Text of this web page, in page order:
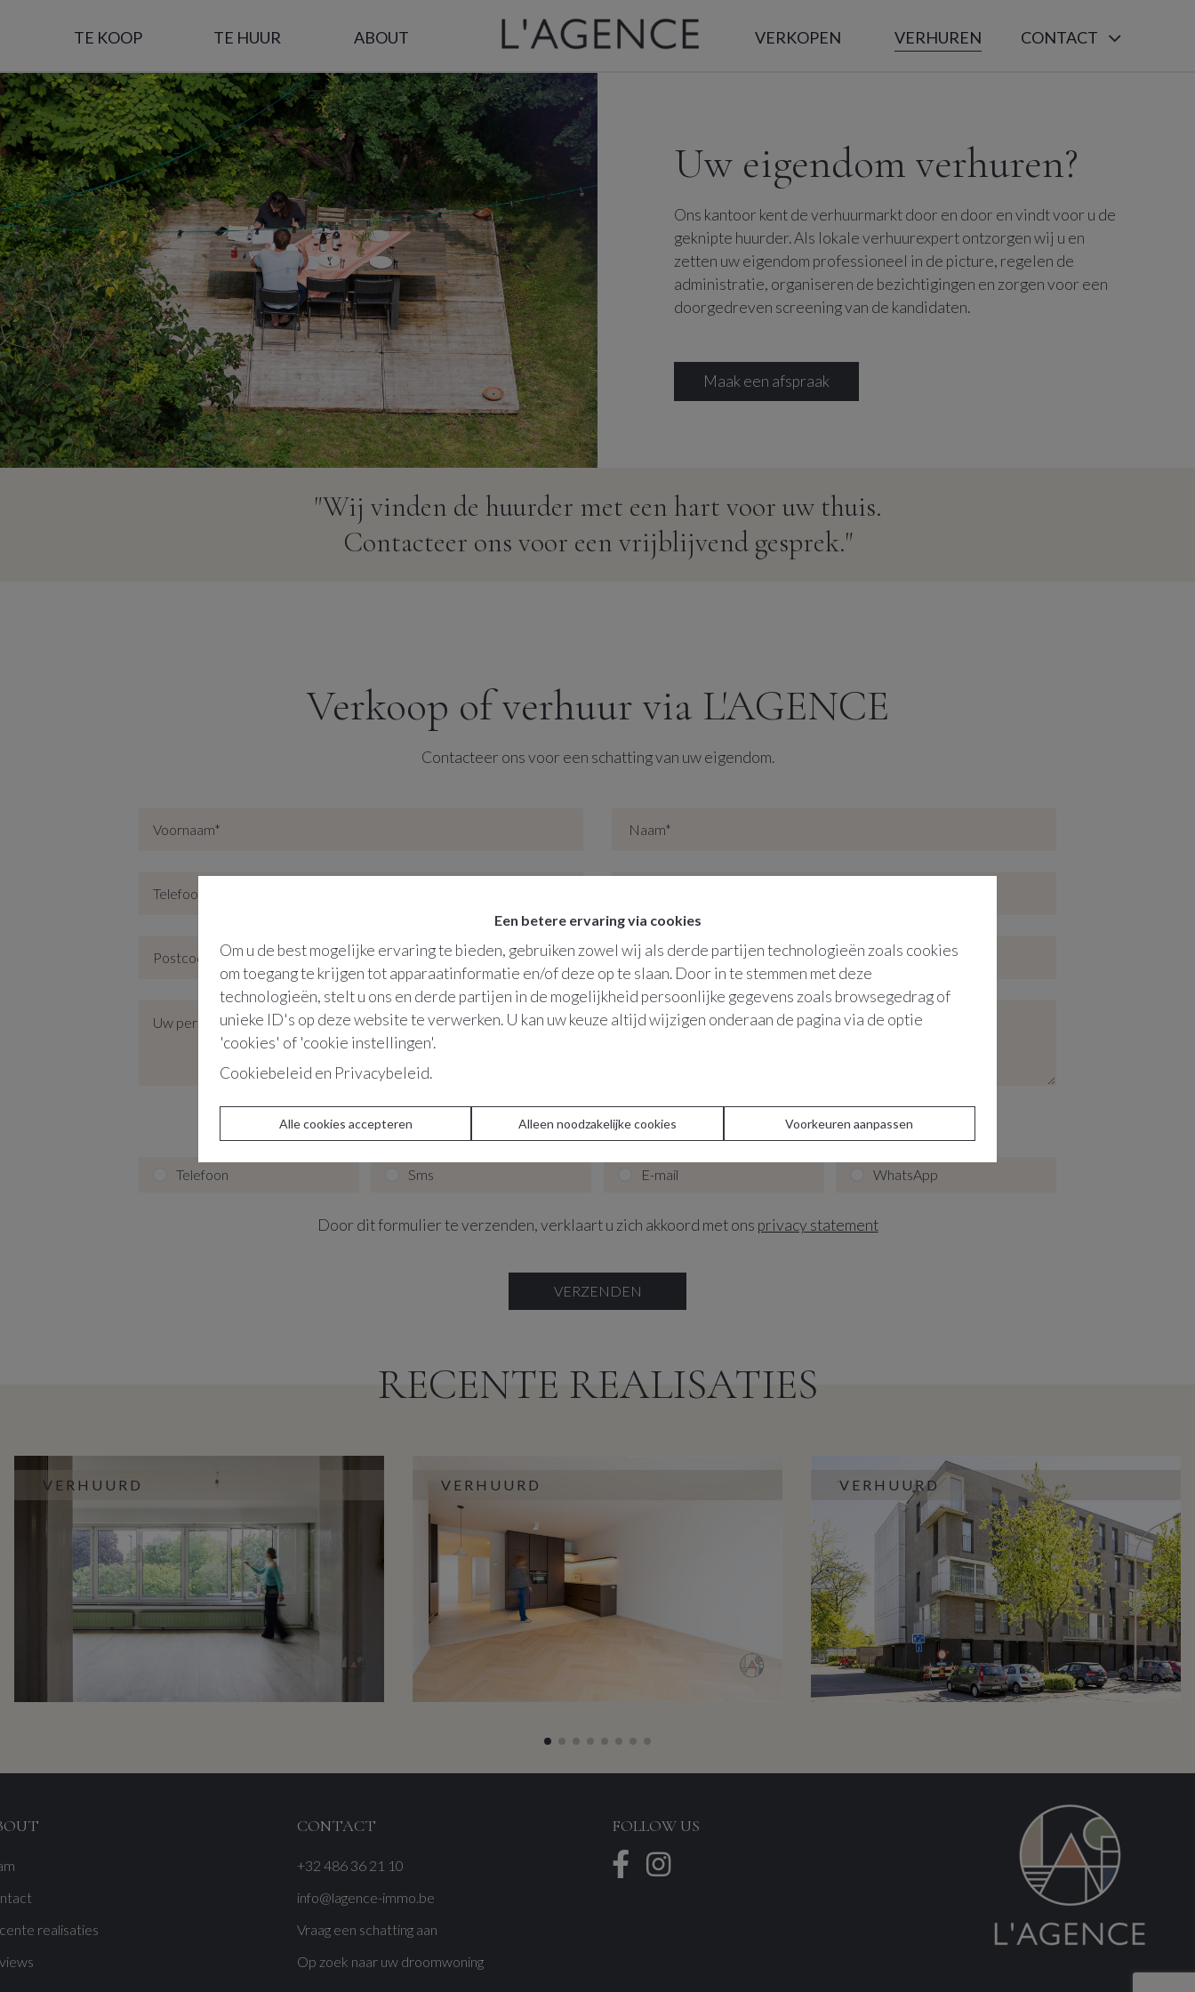
Een betere ervaring via cookies
Om u de best mogelijke ervaring te bieden, gebruiken zowel wij als derde partijen technologieën zoals cookies
om toegang te krijgen tot apparaatinformatie en/of deze op te slaan. Door in te stemmen met deze
technologieën, stelt u ons en derde partijen in de mogelijkheid persoonlijke gegevens zoals browsegedrag of
unieke ID's op deze website te verwerken. U kan uw keuze altijd wijzigen onderaan de pagina via de optie
'cookies' of 'cookie instellingen'.
Cookiebeleid en Privacybeleid.
Alle cookies accepteren Alleen noodzakelijke cookies Voorkeuren aanpassen
TE KOOP TE HUUR ABOUT VERKOPEN VERHUREN CONTACT
Uw eigendom verhuren?
Ons kantoor kent de verhuurmarkt door en door en vindt voor u de
geknipte huurder. Als lokale verhuurexpert ontzorgen wij u en
zetten uw eigendom professioneel in de picture, regelen de
administratie, organiseren de bezichtigingen en zorgen voor een
doorgedreven screening van de kandidaten.
Maak een afspraak
"Wij vinden de huurder met een hart voor uw thuis.
Contacteer ons voor een vrijblijvend gesprek."
Verkoop of verhuur via L'AGENCE
Contacteer ons voor een schatting van uw eigendom.
Hoe mogen wij u contacteren?
Telefoon Sms E-mail WhatsApp
Door dit formulier te verzenden, verklaart u zich akkoord met ons privacy statement
VERZENDEN
RECENTE REALISATIES
VERHUURD VERHUURD VERHUURD
realisaties
CONTACT
+32 486 36 21 10
info@lagence-immo.be
Vraag een schatting aan
Op zoek naar uw droomwoning
FOLLOW US